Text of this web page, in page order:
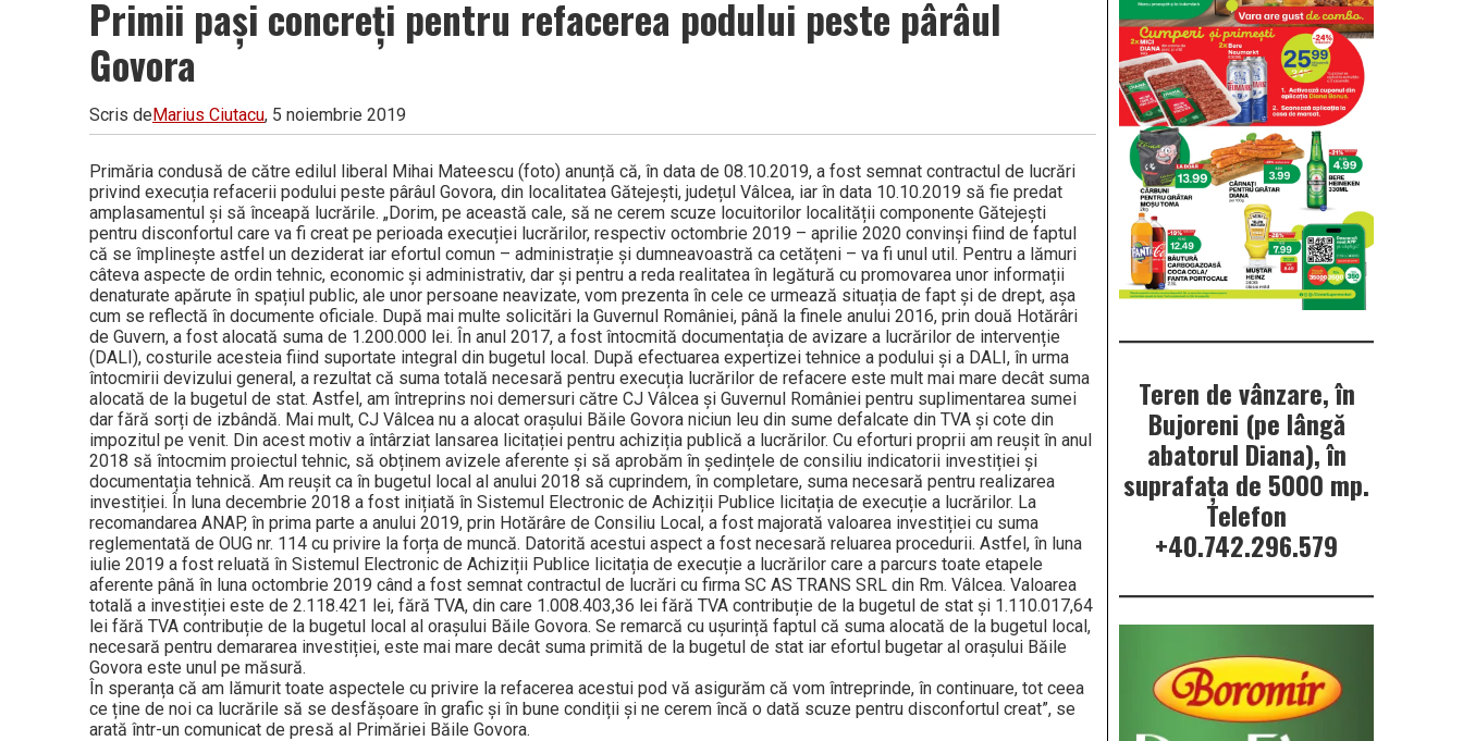
Primii pași concreți pentru refacerea podului peste pârâul
Govora
Scris deMarius Ciutacu, 5 noiembrie 2019
Primăria condusă de către edilul liberal Mihai Mateescu (foto) anunță că, în data de 08.10.2019, a fost semnat contractul de lucrări
privind execuția refacerii podului peste pârâul Govora, din localitatea Gătejești, județul Vâlcea, iar în data 10.10.2019 să fie predat
amplasamentul și să înceapă lucrările. „Dorim, pe această cale, să ne cerem scuze locuitorilor localității componente Gătejești
pentru disconfortul care va fi creat pe perioada execuției lucrărilor, respectiv octombrie 2019 – aprilie 2020 convinși fiind de faptul
că se împlinește astfel un deziderat iar efortul comun – administrație și dumneavoastră ca cetățeni – va fi unul util. Pentru a lămuri
câteva aspecte de ordin tehnic, economic și administrativ, dar și pentru a reda realitatea în legătură cu promovarea unor informații
denaturate apărute în spațiul public, ale unor persoane neavizate, vom prezenta în cele ce urmează situația de fapt și de drept, așa
cum se reflectă în documente oficiale. După mai multe solicitări la Guvernul României, până la finele anului 2016, prin două Hotărâri
de Guvern, a fost alocată suma de 1.200.000 lei. În anul 2017, a fost întocmită documentația de avizare a lucrărilor de intervenție
(DALI), costurile acesteia fiind suportate integral din bugetul local. După efectuarea expertizei tehnice a podului și a DALI, în urma
întocmirii devizului general, a rezultat că suma totală necesară pentru execuția lucrărilor de refacere este mult mai mare decât suma
alocată de la bugetul de stat. Astfel, am întreprins noi demersuri către CJ Vâlcea și Guvernul României pentru suplimentarea sumei
dar fără sorți de izbândă. Mai mult, CJ Vâlcea nu a alocat orașului Băile Govora niciun leu din sume defalcate din TVA și cote din
impozitul pe venit. Din acest motiv a întârziat lansarea licitației pentru achiziția publică a lucrărilor. Cu eforturi proprii am reușit în anul
2018 să întocmim proiectul tehnic, să obținem avizele aferente și să aprobăm în ședințele de consiliu indicatorii investiției și
documentația tehnică. Am reușit ca în bugetul local al anului 2018 să cuprindem, în completare, suma necesară pentru realizarea
investiției. În luna decembrie 2018 a fost inițiată în Sistemul Electronic de Achiziții Publice licitația de execuție a lucrărilor. La
recomandarea ANAP, în prima parte a anului 2019, prin Hotărâre de Consiliu Local, a fost majorată valoarea investiției cu suma
reglementată de OUG nr. 114 cu privire la forța de muncă. Datorită acestui aspect a fost necesară reluarea procedurii. Astfel, în luna
iulie 2019 a fost reluată în Sistemul Electronic de Achiziții Publice licitația de execuție a lucrărilor care a parcurs toate etapele
aferente până în luna octombrie 2019 când a fost semnat contractul de lucrări cu firma SC AS TRANS SRL din Rm. Vâlcea. Valoarea
totală a investiției este de 2.118.421 lei, fără TVA, din care 1.008.403,36 lei fără TVA contribuție de la bugetul de stat și 1.110.017,64
lei fără TVA contribuție de la bugetul local al orașului Băile Govora. Se remarcă cu ușurință faptul că suma alocată de la bugetul local,
necesară pentru demararea investiției, este mai mare decât suma primită de la bugetul de stat iar efortul bugetar al orașului Băile
Govora este unul pe măsură.
În speranța că am lămurit toate aspectele cu privire la refacerea acestui pod vă asigurăm că vom întreprinde, în continuare, tot ceea
ce ține de noi ca lucrările să se desfășoare în grafic și în bune condiții și ne cerem încă o dată scuze pentru disconfortul creat”, se
arată într-un comunicat de presă al Primăriei Băile Govora.
Teren de vânzare, în
Bujoreni (pe lângă
abatorul Diana), în
suprafața de 5000 mp.
Telefon
+40.742.296.579